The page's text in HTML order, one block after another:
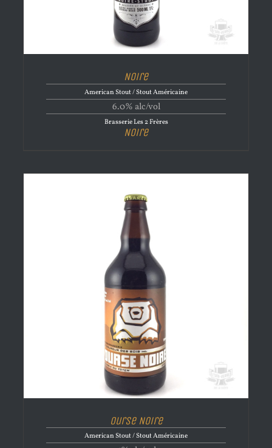
Noire
American Stout / Stout Américaine
6.0% alc/vol
Brasserie Les 2 Frères
Noire
Ourse Noire
American Stout / Stout Américaine